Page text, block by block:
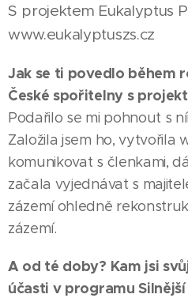
S projektem Eukalyptus
www.eukalyptuszs.cz
Jak se ti povedlo během
České spořitelny s
Podařilo se mi pohnout s
Založila jsem ho, vytvořila
komunikovat s členkami,
začala vyjednávat s
zázemí ohledně
zázemí.
A od té doby? Kam jsi
účasti v programu